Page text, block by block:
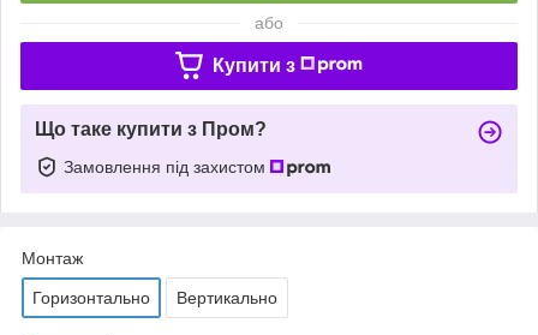
або
Купити з
Що таке купити з Пром?
Замовлення під захистом
Монтаж
Горизонтально Вертикально